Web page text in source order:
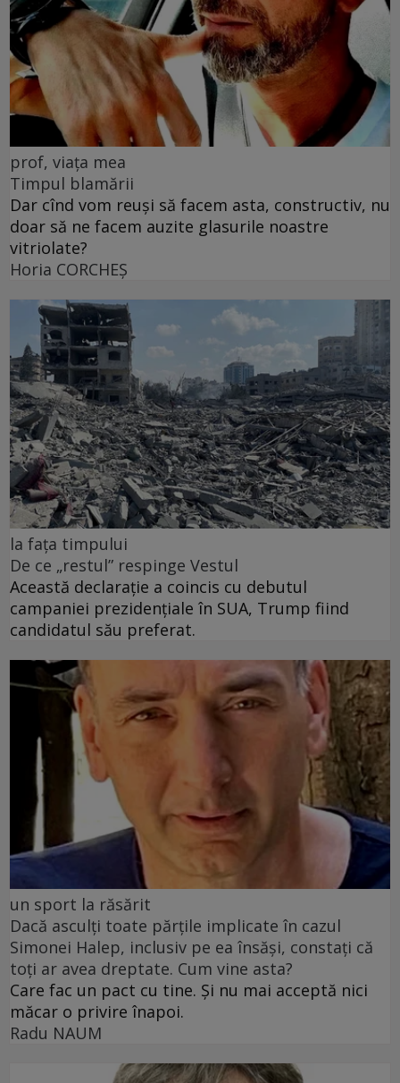
prof, viața mea
Timpul blamării
Dar cînd vom reuși să facem asta, constructiv, nu
doar să ne facem auzite glasurile noastre
vitriolate?
Horia CORCHEŞ
la fața timpului
De ce „restul” respinge Vestul
Această declarație a coincis cu debutul
campaniei prezidențiale în SUA, Trump fiind
candidatul său preferat.
un sport la răsărit
Dacă asculți toate părțile implicate în cazul
Simonei Halep, inclusiv pe ea însăși, constați că
toți ar avea dreptate. Cum vine asta?
Care fac un pact cu tine. Și nu mai acceptă nici
măcar o privire înapoi.
Radu NAUM